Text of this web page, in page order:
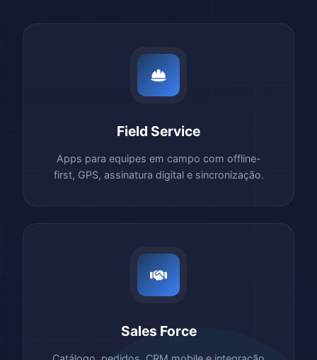
Field Service
Apps para equipes em campo com offline-
first, GPS, assinatura digital e sincronização.
Sales Force